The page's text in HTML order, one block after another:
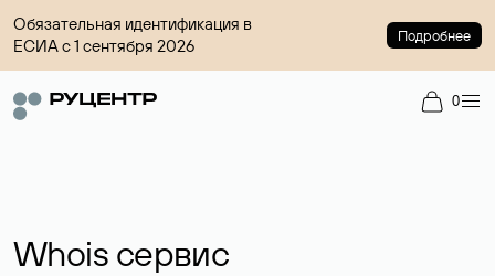
Обязательная идентификация в
ЕСИА с 1 сентября 2026
Подробнее
0
Whois сервис